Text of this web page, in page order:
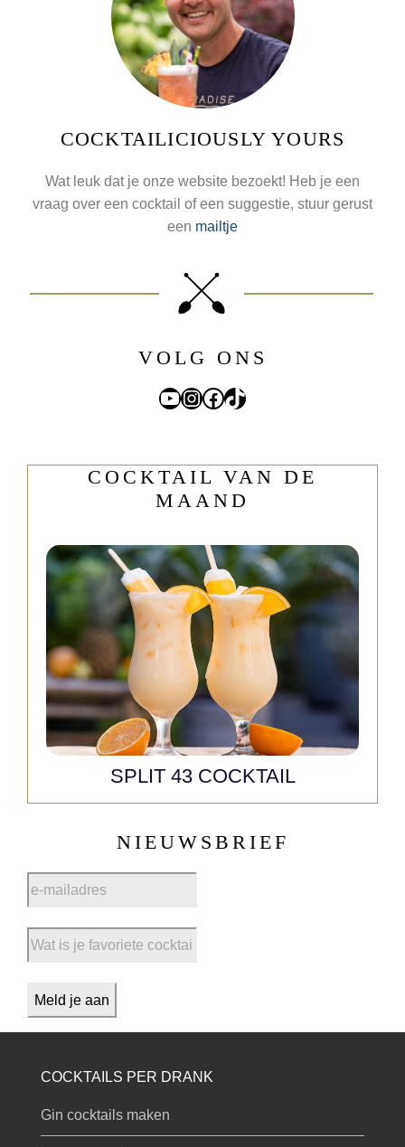
COCKTAILICIOUSLY YOURS
Wat leuk dat je onze website bezoekt! Heb je een
vraag over een cocktail of een suggestie, stuur gerust
een mailtje
VOLG ONS
YouTube
Instagram
Facebook
TikTok
COCKTAIL VAN DE
MAAND
SPLIT 43 COCKTAIL
NIEUWSBRIEF
COCKTAILS PER DRANK
Gin cocktails maken